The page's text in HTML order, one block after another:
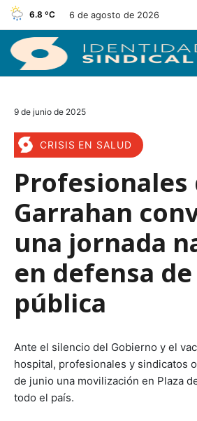
6.8 ºC 6 de agosto de 2026
9 de junio de 2025
CRISIS EN SALUD
Profesionales
Garrahan
una jornada
en defensa
pública
Ante el silencio del Gobierno y el
hospital, profesionales y sindicatos
de junio una movilización en Plaza
todo el país.